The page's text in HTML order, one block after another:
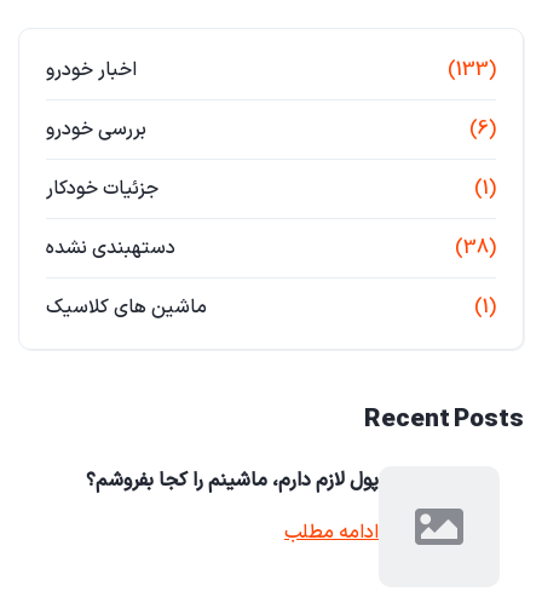
اخبار خودرو (133)
بررسی خودرو (6)
جزئیات خودکار (1)
دستهبندی نشده (38)
ماشین های کلاسیک (1)
Recent Posts
پول لازم دارم، ماشینم را کجا بفروشم؟
ادامه مطلب